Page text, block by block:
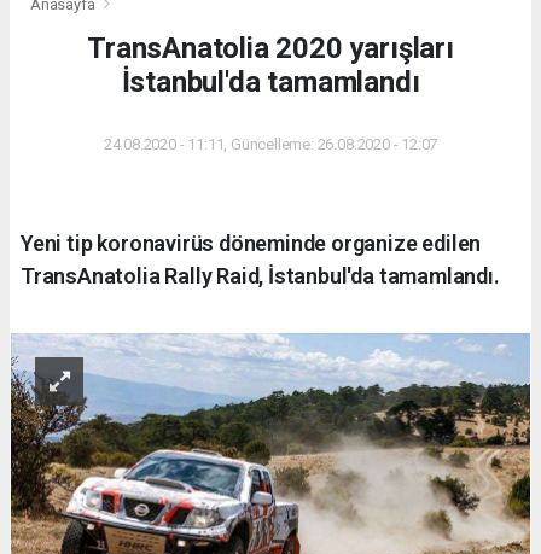
Anasayfa
TransAnatolia 2020 yarışları
İstanbul'da tamamlandı
24.08.2020 - 11:11, Güncelleme: 26.08.2020 - 12:07
Yeni tip koronavirüs döneminde organize edilen
TransAnatolia Rally Raid, İstanbul'da tamamlandı.